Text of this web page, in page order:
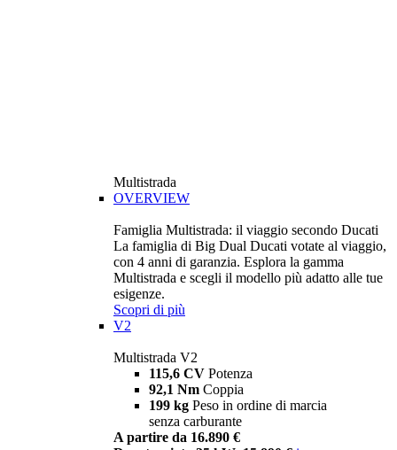
Multistrada
OVERVIEW
Famiglia Multistrada: il viaggio secondo Ducati
La famiglia di Big Dual Ducati votate al viaggio,
con 4 anni di garanzia. Esplora la gamma
Multistrada e scegli il modello più adatto alle tue
esigenze.
Scopri di più
V2
Multistrada V2
115,6 CV Potenza
92,1 Nm Coppia
199 kg Peso in ordine di marcia
senza carburante
A partire da 16.890 €